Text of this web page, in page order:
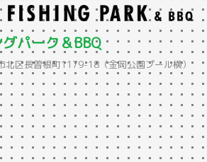
パーク＆BBQ
区長曽根町1179-18（金岡公園プール横）